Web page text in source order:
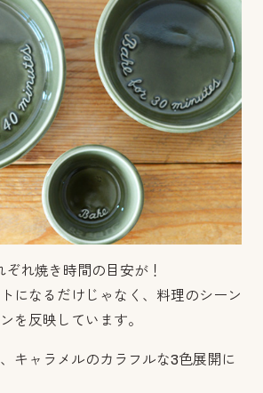
れ焼き時間の目安が！
になるだけじゃなく、料理のシーン
を反映しています。
キャラメルのカラフルな3色展開に